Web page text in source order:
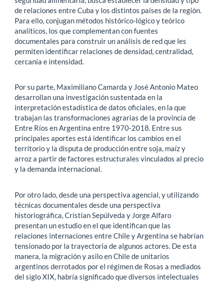
de relaciones entre Cuba y los distintos países de la región.
Para ello, conjugan métodos histórico-lógico y teórico
analíticos, los que complementan con fuentes
documentales para construir un análisis de red que les
permiten identificar relaciones de densidad, centralidad,
cercanía e intensidad.
Por su parte, Maximiliano Camarda y José Antonio Mateo
desarrollan una investigación sustentada en la
interpretación estadística de datos oficiales, en la que
trabajan las transformaciones agrarias de la provincia de
Entre Ríos en Argentina entre 1970-2018. Entre sus
principales aportes está identificar los cambios en el
territorio y la disputa de producción entre soja, maíz y
arroz a partir de factores estructurales vinculados al precio
y la demanda internacional.
Por otro lado, desde una perspectiva agencial, y utilizando
técnicas documentales desde una perspectiva
historiográfica, Cristian Sepúlveda y Jorge Alfaro
presentan un estudio en el que identifican que las
relaciones internaciones entre Chile y Argentina se habrían
tensionado por la trayectoria de algunos actores. De esta
manera, la migración y asilo en Chile de unitarios
argentinos derrotados por el régimen de Rosas a mediados
del siglo XIX, habría significado que diversos intelectuales